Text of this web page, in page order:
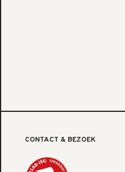
CONTACT & BEZOEK